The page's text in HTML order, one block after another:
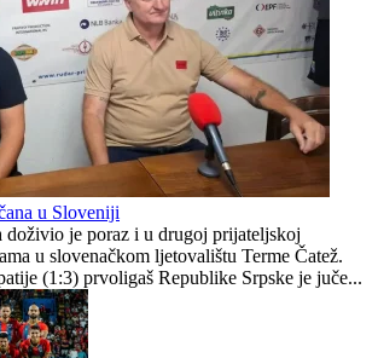
lige, ko će umjesto njih?
pod istragom nakon tragične